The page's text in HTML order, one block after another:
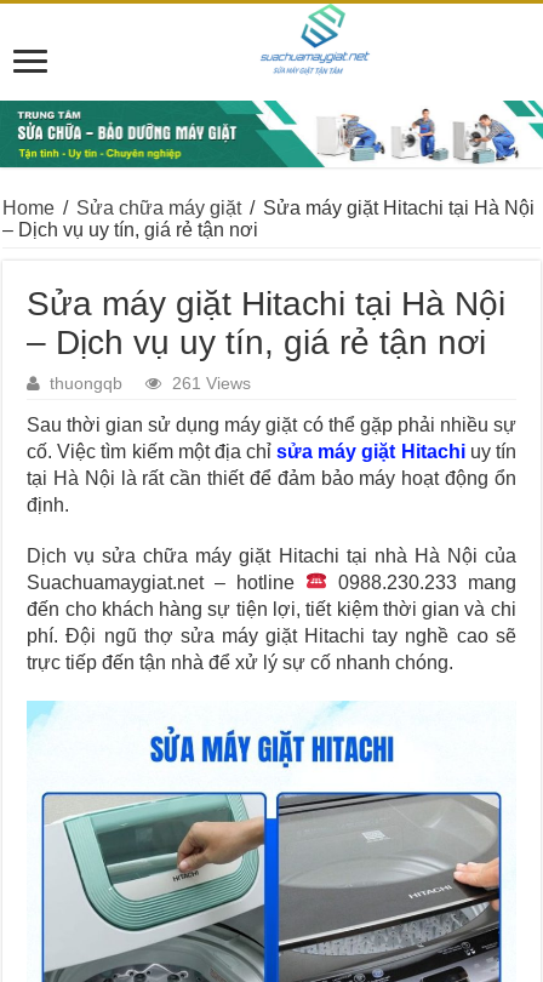
Home / Sửa chữa máy giặt / Sửa máy giặt Hitachi tại Hà Nội
– Dịch vụ uy tín, giá rẻ tận nơi
Sửa máy giặt Hitachi tại Hà Nội
– Dịch vụ uy tín, giá rẻ tận nơi
thuongqb 261 Views
Sau thời gian sử dụng máy giặt có thể gặp phải nhiều sự
cố. Việc tìm kiếm một địa chỉsửa máy giặt Hitachiuy tín
tại Hà Nội là rất cần thiết để đảm bảo máy hoạt động ổn
định.
Dịch vụ sửa chữa máy giặt Hitachi tại nhà Hà Nội của
Suachuamaygiat.net – hotline
0988.230.233 mang
đến cho khách hàng sự tiện lợi, tiết kiệm thời gian và chi
phí. Đội ngũ thợ sửa máy giặt Hitachi tay nghề cao sẽ
trực tiếp đến tận nhà để xử lý sự cố nhanh chóng.